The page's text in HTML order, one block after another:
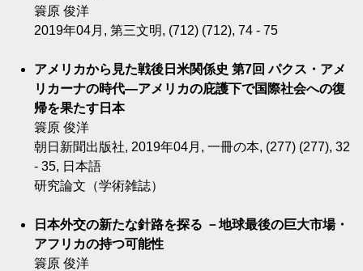
簑原 俊洋
2019年04月, 第三文明, (712) (712), 74 - 75
アメリカから見た戦後日米関係史 第7回 パクス・アメ
リカーナの時代―アメリカの庇護下で国際社会への復
帰を果たす日本
簑原 俊洋
朝日新聞出版社, 2019年04月, 一冊の本, (277) (277), 32
- 35, 日本語
研究論文（学術雑誌）
日本外交の新たな針路を探る －地球最後の巨大市場・
アフリカの持つ可能性
簑原 俊洋